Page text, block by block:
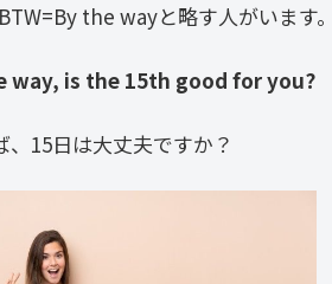
the wayと略す人がいます
way, is the 15th good for you?
、15日は大丈夫ですか？